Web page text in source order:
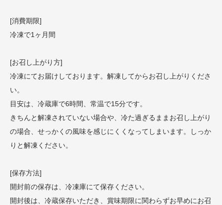
[消費期限]
冷凍で1ヶ月間
[お召し上がり方]
冷凍にてお届けしております。解凍してからお召し上がりくださ
い。
目安は、冷蔵庫で6時間、常温で15分です。
きちんと解凍されていない場合や、冷た過ぎるままお召し上がり
の場合、せっかくの風味を感じにくくなってしまいます。しっか
りと解凍ください。
[保存方法]
開封前の保存は、冷凍庫にて保存ください。
開封後は、冷蔵保存いただき、賞味期限に関わらずお早めにお召